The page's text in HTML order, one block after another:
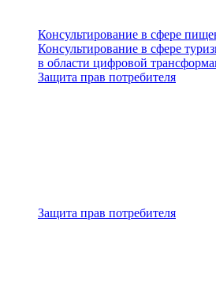
Консультирование в сфере
Консультирование в сфере
в области цифровой
Защита прав потребителя
Защита прав потребителя